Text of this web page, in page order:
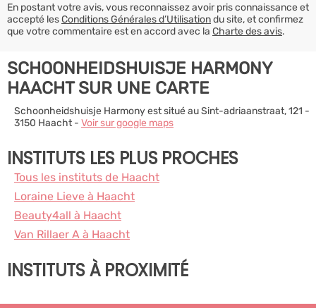
En postant votre avis, vous reconnaissez avoir pris connaissance et
accepté lesConditions Générales d’Utilisationdu site, et confirmez
que votre commentaire est en accord avec la Charte des avis.
SCHOONHEIDSHUISJE HARMONY
HAACHT SUR UNE CARTE
Schoonheidshuisje Harmony est situé au Sint-adriaanstraat, 121 -
3150 Haacht - Voir sur google maps
INSTITUTS LES PLUS PROCHES
Tous les instituts de Haacht
Loraine Lieve à Haacht
Beauty4all à Haacht
Van Rillaer A à Haacht
INSTITUTS À PROXIMITÉ